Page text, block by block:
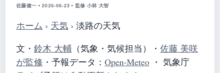
佐藤健一 • 2026-06-23 • 監修 小林 大智
ホーム › 天気 › 淡路の天気
文・ 鈴木 大輔 （気象・気候担当） ・ 佐藤 美咲
が監修 ・ 予報データ： Open-Meteo ・ 気象庁